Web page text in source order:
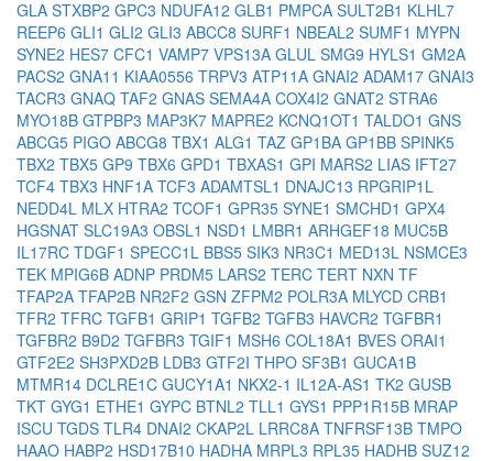
GLA STXBP2 GPC3 NDUFA12 GLB1 PMPCA SULT2B1 KLHL7
REEP6 GLI1 GLI2 GLI3 ABCC8 SURF1 NBEAL2 SUMF1 MYPN
SYNE2 HES7 CFC1 VAMP7 VPS13A GLUL SMG9 HYLS1 GM2A
PACS2 GNA11 KIAA0556 TRPV3 ATP11A GNAI2 ADAM17 GNAI3
TACR3 GNAQ TAF2 GNAS SEMA4A COX4I2 GNAT2 STRA6
MYO18B GTPBP3 MAP3K7 MAPRE2 KCNQ1OT1 TALDO1 GNS
ABCG5 PIGO ABCG8 TBX1 ALG1 TAZ GP1BA GP1BB SPINK5
TBX2 TBX5 GP9 TBX6 GPD1 TBXAS1 GPI MARS2 LIAS IFT27
TCF4 TBX3 HNF1A TCF3 ADAMTSL1 DNAJC13 RPGRIP1L
NEDD4L MLX HTRA2 TCOF1 GPR35 SYNE1 SMCHD1 GPX4
HGSNAT SLC19A3 OBSL1 NSD1 LMBR1 ARHGEF18 MUC5B
IL17RC TDGF1 SPECC1L BBS5 SIK3 NR3C1 MED13L NSMCE3
TEK MPIG6B ADNP PRDM5 LARS2 TERC TERT NXN TF
TFAP2A TFAP2B NR2F2 GSN ZFPM2 POLR3A MLYCD CRB1
TFR2 TFRC TGFB1 GRIP1 TGFB2 TGFB3 HAVCR2 TGFBR1
TGFBR2 B9D2 TGFBR3 TGIF1 MSH6 COL18A1 BVES ORAI1
GTF2E2 SH3PXD2B LDB3 GTF2I THPO SF3B1 GUCA1B
MTMR14 DCLRE1C GUCY1A1 NKX2-1 IL12A-AS1 TK2 GUSB
TKT GYG1 ETHE1 GYPC BTNL2 TLL1 GYS1 PPP1R15B MRAP
ISCU TGDS TLR4 DNAI2 CKAP2L LRRC8A TNFRSF13B TMPO
HAAO HABP2 HSD17B10 HADHA MRPL3 RPL35 HADHB SUZ12